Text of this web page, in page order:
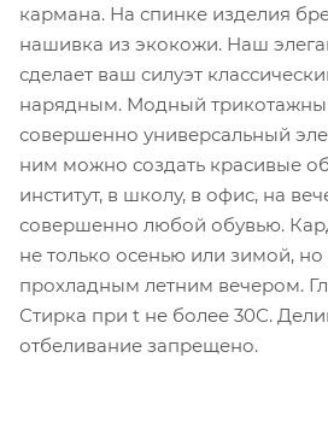
кармана. На спинке изделия
нашивка из экокожи. Наш
сделает ваш силуэт
нарядным. Модный
совершенно универсальный
ним можно создать красивые
институт, в школу, в офис, на
совершенно любой обувью.
не только осенью или зимой,
прохладным летним вечером.
Стирка при t не более 30С.
отбеливание запрещено.